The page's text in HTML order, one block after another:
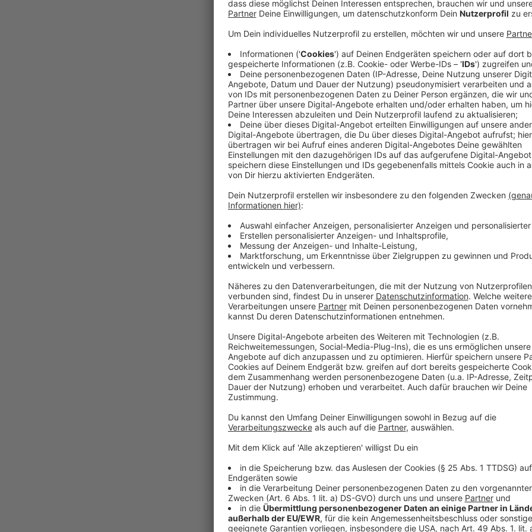
Fledermäuse fressen tausende Mücken in
Anzeige
Da die Fledermäuse nachtaktiv sind, sehen wir sie
kleinen Tierchen ernähren sich u.a. von Mücken -
Die nächste Fledermaus-Führung findet am 27.
am Parkplatz Naturfreibad. Die Tour dauert rund 2
pro Erwachsener. Alle Infos bekommt ihrhier.
Anzeige
Manfred Kohlstadt
Tausende Fledermäuse rund um den
Anzeige
Manfred Kohlstadt
Wie Fledermäuse ihre Beute aufspüren
Anzeige
Weitere Nachrichten aus dem Ennepe-
Anzeige